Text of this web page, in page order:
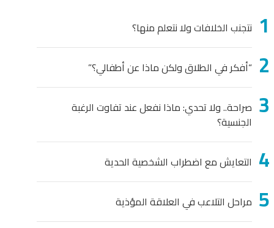
نتجنب الخلافات ولا نتعلم منها؟
“أفكر في الطلاق ولكن ماذا عن أطفالي؟”
صراحة.. ولا تحدي: ماذا نفعل عند تفاوت الرغبة
الجنسية؟
التعايش مع اضطراب الشخصية الحدية
مراحل التلاعب في العلاقة المؤذية